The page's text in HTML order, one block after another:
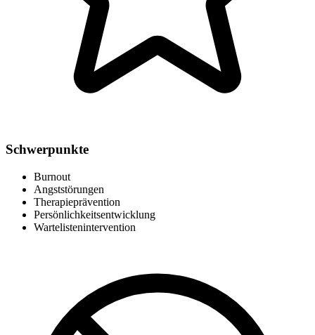
Schwerpunkte
Burnout
Angststörungen
Therapieprävention
Persönlichkeitsentwicklung
Wartelistenintervention